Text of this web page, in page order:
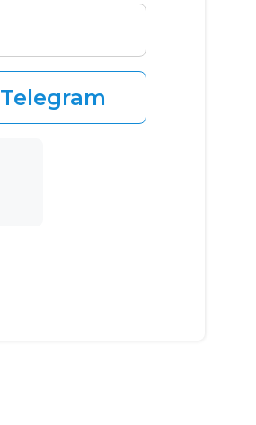
Telegram